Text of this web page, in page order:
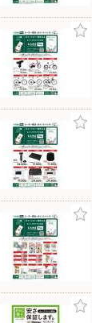
ベイシ
〒362-